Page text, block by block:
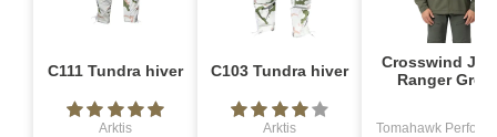
C111 Tundra hiver
Arktis
C103 Tundra hiver
Arktis
Crosswind
Ranger
Tomahawk